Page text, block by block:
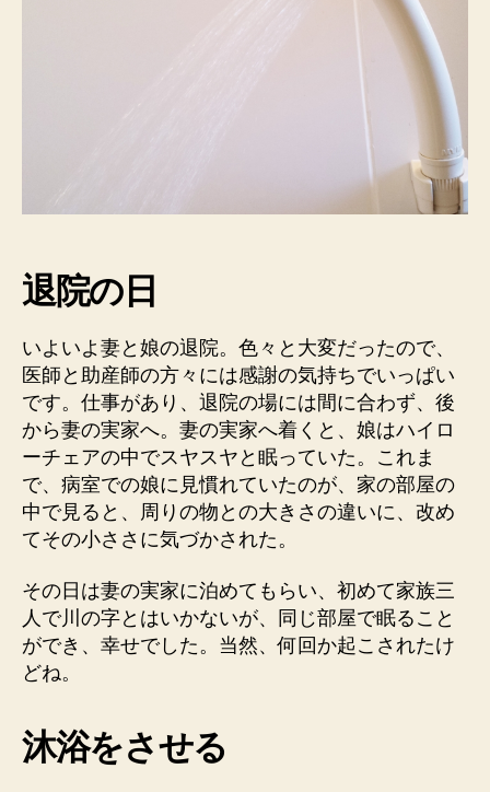
の
退院の日
いよいよ妻と娘の退院。色々と大変だったので、
医師と助産師の方々には感謝の気持ちでいっぱい
です。仕事があり、退院の場には間に合わず、後
から妻の実家へ。妻の実家へ着くと、娘はハイロ
ーチェアの中でスヤスヤと眠っていた。これま
で、病室での娘に見慣れていたのが、家の部屋の
中で見ると、周りの物との大きさの違いに、改め
てその小ささに気づかされた。
その日は妻の実家に泊めてもらい、初めて家族三
人で川の字とはいかないが、同じ部屋で眠ること
ができ、幸せでした。当然、何回か起こされたけ
どね。
沐浴をさせる